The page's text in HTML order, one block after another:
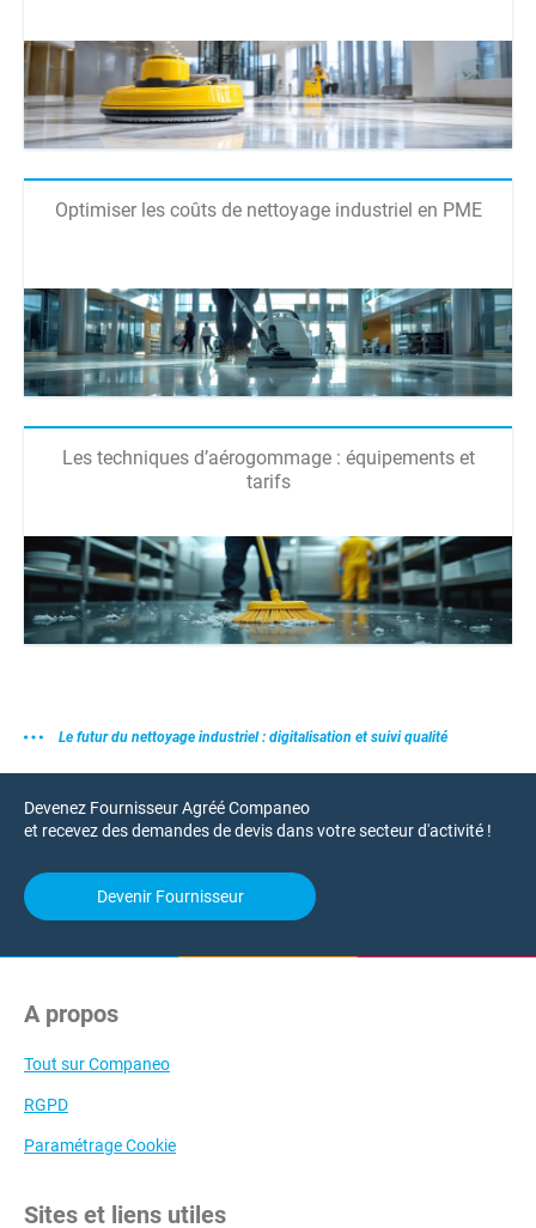
Optimiser les coûts de nettoyage industriel en PME
Les techniques d’aérogommage : équipements et
tarifs
Le futur du nettoyage industriel : digitalisation et suivi qualité
Devenez Fournisseur Agréé Companeo
et recevez des demandes de devis dans votre secteur d'activité !
Devenir Fournisseur
A propos
Tout sur Companeo
RGPD
Paramétrage Cookie
Sites et liens utiles